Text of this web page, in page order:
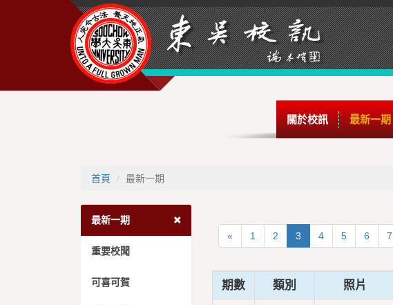
關於校訊 最新一期
首頁 最新一期
最新一期
重要校聞
可喜可賀
« 1 2 3 4 5 6 7
期數 類別 照片